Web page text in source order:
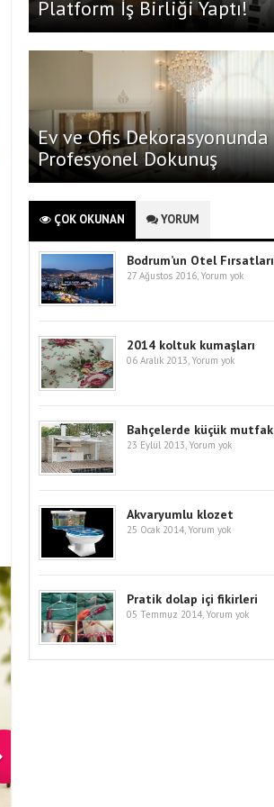
Platform İş Birliği Yaptı!
Ev ve Ofis Dekorasyonunda
Profesyonel Dokunuş
ÇOK OKUNAN YORUM
Bodrum’un Otel Fırsatları
27 Ağustos 2016, Yorum yok
2014 koltuk kumaşları
06 Aralık 2013, Yorum yok
Bahçelerde küçük mutfak
23 Eylül 2013, Yorum yok
Akvaryumlu klozet
25 Ocak 2014, Yorum yok
Pratik dolap içi fikirleri
05 Temmuz 2014, Yorum yok